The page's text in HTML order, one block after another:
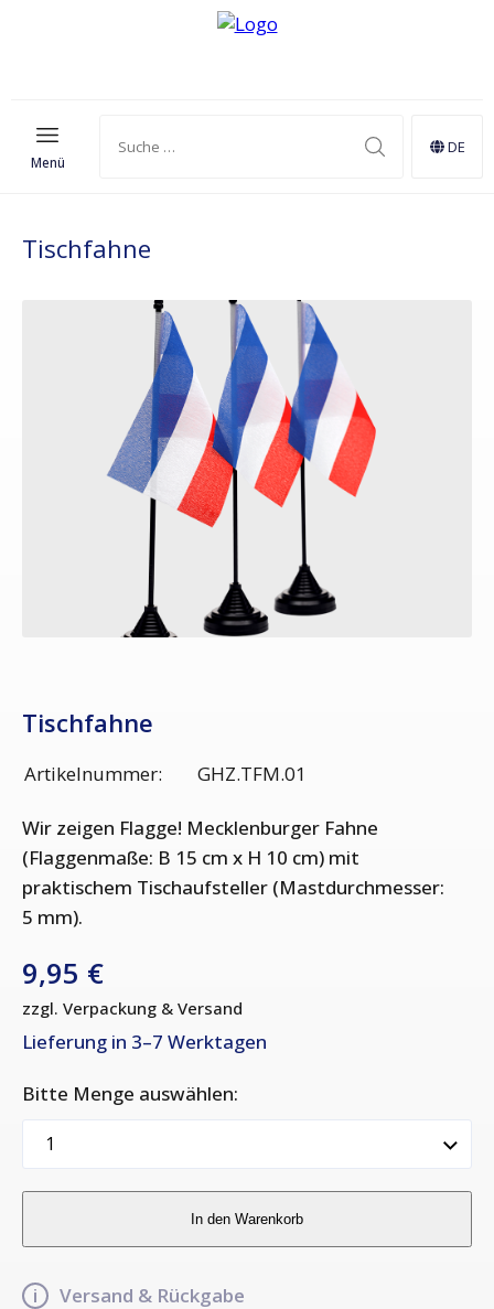
Menü
DE
Tischfahne
Tischfahne
Artikelnummer: GHZ.TFM.01
Wir zeigen Flagge! Mecklenburger Fahne
(Flaggenmaße: B 15 cm x H 10 cm) mit
praktischem Tischaufsteller (Mastdurchmesser:
5 mm).
9,95 €
Lieferung in 3–7 Werktagen
Bitte Menge auswählen:
In den Warenkorb
Versand & Rückgabe